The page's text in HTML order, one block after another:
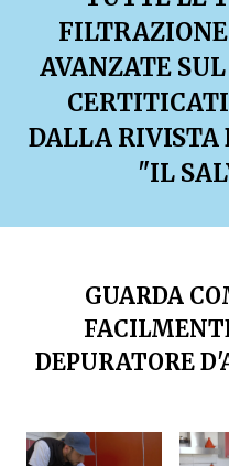
AVANZATE
DALLA RIVISTA
"IL
GUARDA
DEPURATORE